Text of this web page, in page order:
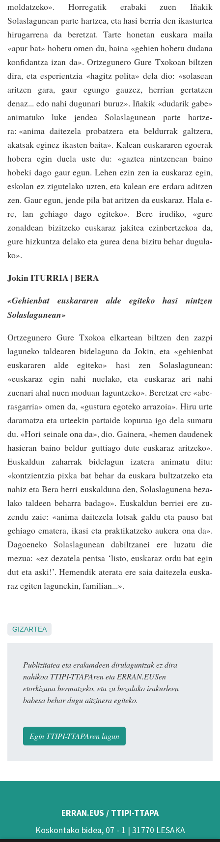
molda­tzeko». Horregatik erabaki zuen Iñakik
Solaslagunean parte har­tzea, eta hasi be­rria­ den ikastur­tea
hirugarrena da beretzat. Tarte­ hone­tan­ euskara maila
«apur bat» hobetu omen du, baina «gehien ho­be­­tu dudana
konfidantza­ izan da». Ortzegu­nero Gure­ Txokoan­ bil­tzen
dira, eta es­pe­rien­­tzia­­­ «ha­gitz­ polita» dela­ dio: «so­lasean
aritzen­ gara, gaur egungo gauzez, herrian ger­­­­ta­tzen
denaz... edo nahi dugu­nari buruz».­ Iñakik­ «dudarik gabe»
anima­tu­ko luke jendea Solaslagunean par­te­ hartze­
ra: «anima daitezela­ proba­tzera eta beldurrak galtzera,
aka­tsak eginez ikasten baita». Kalean euskararen egoerak
ho­bera­ egin duela us­te du: «gaz­tea nin­tze­nean baino
hobeki dago gaur egun. Le­­­hen ezin zen ia euskaraz­ egin,
eskolan ez zigute­la­ko­­­ uzten, eta kalean ere er­­da­­­ra­­ adi­tzen
zen. Gaur egun, jende­ pi­la bat aritzen­ da euska­raz. Hala e­
re, lan gehia­go dago egiteko». Bere irudiko, «gure
zonaldean bi­zi­tze­ko­ euska­raz jakitea ezinbertze­koa da,
gure hiz­kun­­tza­ delako eta gu­rea dena bizitu behar dugu­la­
ko».
Jokin ITURRIA | BERA
«Gehienbat euskararen alde egiteko hasi nin­tzen
Solaslagunean»
Ortzegunero Gure Txokoa elkartean biltzen den zazpi
laguneko tal­dea­­ren bidela­gu­na­ da Jokin, eta «gehien­bat
eus­ka­ra­ren alde egiteko» hasi zen Solaslagunean­:
«euskaraz egin nahi nuela­ko, eta euskaraz ari nahi
zuenari­ ahal nuen moduan laguntzeko». Bere­tzat ere «abe­­­
ras­garria» omen da, «gustu­ra­­ egoteko arra­zoia». Hiru­ urte
daramatza eta urteekin­ partaide kopurua igo dela sumatu
du. «Hori seina­le­ ona da», dio. Gai­ne­­ra, «he­men daude­nek
hasieran baino beldur guttia­go dute­ euska­raz­ aritzeko».
Euskaldun za­harrak bidelagun iza­tera anima­tu ditu:
«kontzientzia pixka­ bat behar da euskara bultza­tze­ko eta
nahiz eta Bera­ he­rri euskaldu­na den, Solaslagu­nena be­za­
la­ko taldeen be­harra badago». Euskaldun be­rriei ere zu­
zen­du zaie: «anima dai­te­ze­­­la lo­tsak galdu eta pauso­ bat
gehia­go­ emate­ra, ikasi eta prak­ti­­­katze­ko au­kera ona da».
Dagoe­neko So­laslagunean dabiltza­nei ere luza­tu die
mezua: «ez de­za­te­la pen­tsa­­ ‘listo, euskaraz ordu bat egin
dut eta aski!’. He­mendik­ aterata­ ere saia daite­ze­la euska­
raz egiten lagu­ne­kin, familian...».
GIZARTEA
Publizitatea eta erakundeen dirulaguntzak ez dira
nahikoa TTIPI-TTAPAren eta ERRAN.EUSen
etorkizuna bermatzeko, eta zu bezalako irakurleen
babesa behar dugu aitzinera egiteko.
Egin TTIPI-TTAPAren lagun
ERRAN.EUS / TTIPI-TTAPA
Koskontako bidea, 07 - 1 | 31770 LESAKA